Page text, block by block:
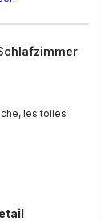
les toiles